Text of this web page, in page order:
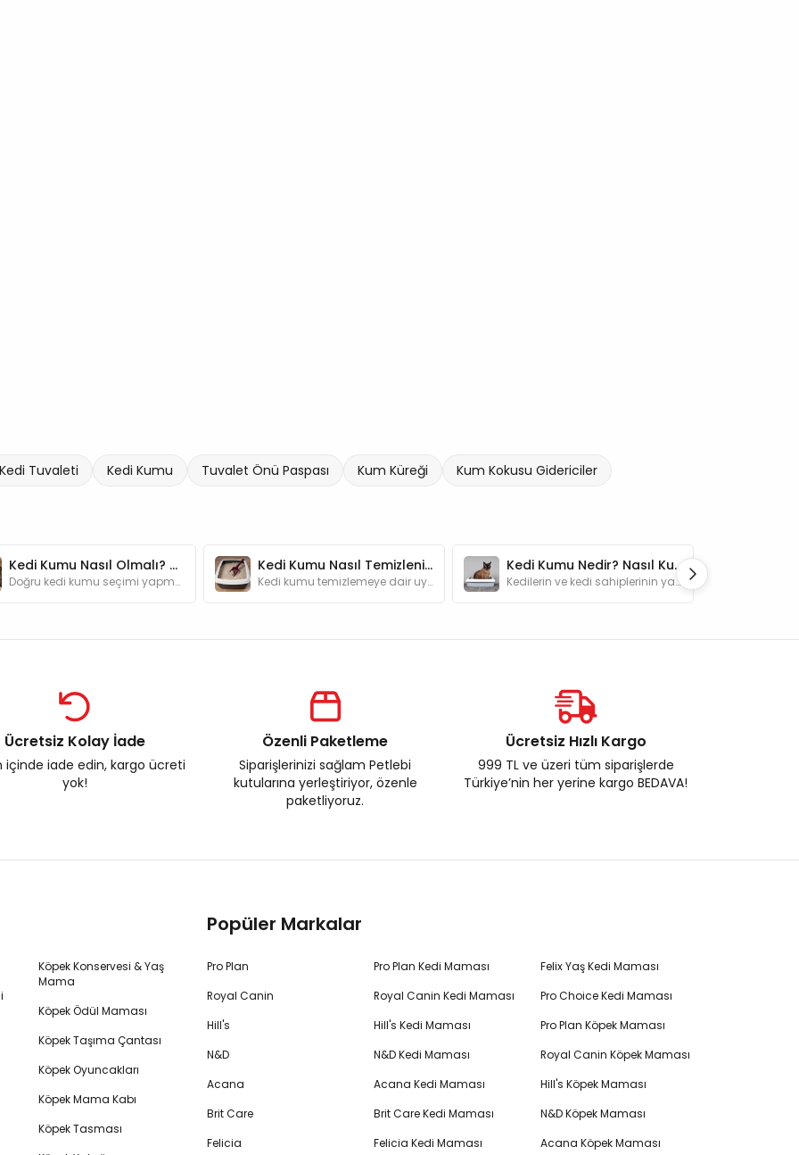
Tuvaleti Kedi Kumu Tuvalet Önü Paspası Kum Küreği Kum Kokusu Gidericiler
Kedi Kumu Nasıl Olmalı? Nasıl Seçilir?
Doğru kedi kumu seçimi yapmak patili dostlarımızın konforu için çok önemli. Kedi kumu seçerken dikkat edilmesi gerekenler blog yazımızda.
Kedi Kumu Nasıl Temizlenir? Temizleme Yöntemleri ve Sıklığı
Kedi kumu temizlemeye dair uygulayacağınız pratik bilgilerle hem patili dostlarınızın hem de kendinizin çok daha rahat hissetmesini sağlayabilirsiniz.
Kedi Kumu Nedir? Nasıl Kullanılır?
Kedilerin ve kedi sahiplerinin yaşam kalitesini arttıran ürünler arasında yer alan kedi kumunun doğru kullanımı ile ilgili bilgiler yazımızda.
Ücretsiz Kolay İade
içinde iade edin, kargo ücreti
yok!
Özenli Paketleme
Siparişlerinizi sağlam Petlebi
kutularına yerleştiriyor, özenle
paketliyoruz.
Ücretsiz Hızlı Kargo
999 TL ve üzeri tüm siparişlerde
Türkiye’nin her yerine kargo BEDAVA!
Köpek Konservesi & Yaş
Mama
Köpek Ödül Maması
Köpek Taşıma Çantası
Köpek Oyuncakları
Köpek Mama Kabı
Köpek Tasması
Popüler Markalar
Pro Plan
Royal Canin
Hill's
N&D
Acana
Brit Care
Felicia
Pro Plan Kedi Maması
Royal Canin Kedi Maması
Hill's Kedi Maması
N&D Kedi Maması
Acana Kedi Maması
Brit Care Kedi Maması
Felicia Kedi Maması
Felix Yaş Kedi Maması
Pro Choice Kedi Maması
Pro Plan Köpek Maması
Royal Canin Köpek Maması
Hill's Köpek Maması
N&D Köpek Maması
Acana Köpek Maması